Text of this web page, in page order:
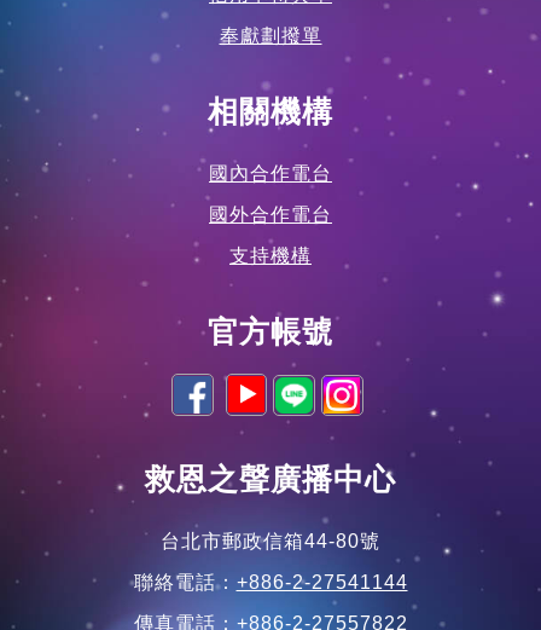
相關機構
國內合作電台
國外合作電台
支持機構
官方帳號
救恩之聲廣播中心
聯絡電話：+886-2-27541144
傳真電話：+886-2-27557822
寫信給我： vos1974@gmail.com